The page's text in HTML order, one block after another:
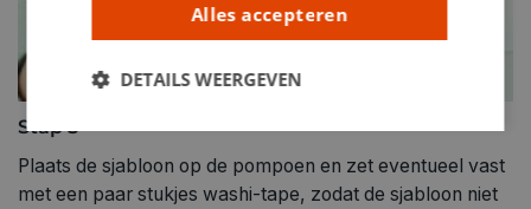
Stap 5
Plaats de sjabloon op de pompoen en zet eventueel vast
met een paar stukjes washi-tape, zodat de sjabloon niet
Alles accepteren
DETAILS WEERGEVEN